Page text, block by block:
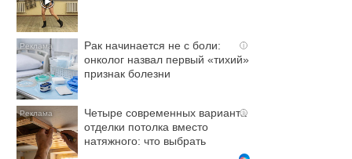
i
Рак начинается не с боли:
онколог назвал первый «тихий»
признак болезни
i
Четыре современных варианта
отделки потолка вместо
натяжного: что выбрать